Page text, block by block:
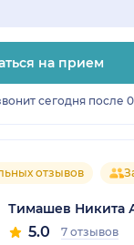
на прием
сегодня после
отзывов
Тимашев Никита
5.0 7 отзывов